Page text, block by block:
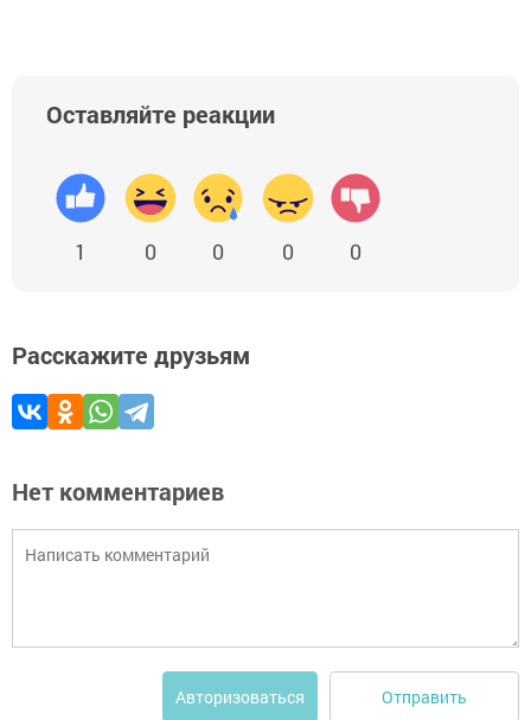
Оставляйте реакции
1 0 0 0 0
Расскажите друзьям
Нет комментариев
Авторизоваться Отправить